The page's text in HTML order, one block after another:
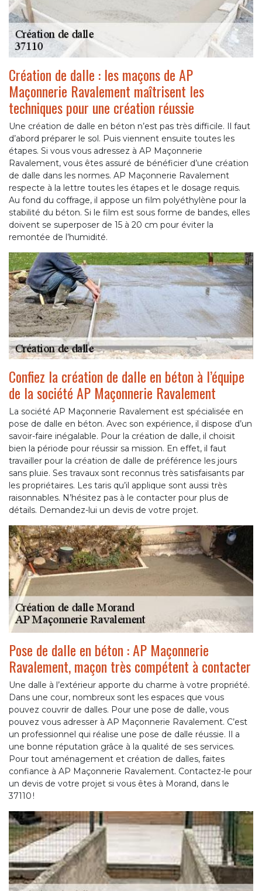
Création de dalle : les maçons de AP
Maçonnerie Ravalement maîtrisent les
techniques pour une création réussie
Une création de dalle en béton n’est pas très difficile. Il faut
d’abord préparer le sol. Puis viennent ensuite toutes les
étapes. Si vous vous adressez à AP Maçonnerie
Ravalement, vous êtes assuré de bénéficier d’une création
de dalle dans les normes. AP Maçonnerie Ravalement
respecte à la lettre toutes les étapes et le dosage requis.
Au fond du coffrage, il appose un film polyéthylène pour la
stabilité du béton. Si le film est sous forme de bandes, elles
doivent se superposer de 15 à 20 cm pour éviter la
remontée de l’humidité.
Confiez la création de dalle en béton à l’équipe
de la société AP Maçonnerie Ravalement
La société AP Maçonnerie Ravalement est spécialisée en
pose de dalle en béton. Avec son expérience, il dispose d’un
savoir-faire inégalable. Pour la création de dalle, il choisit
bien la période pour réussir sa mission. En effet, il faut
travailler pour la création de dalle de préférence les jours
sans pluie. Ses travaux sont reconnus très satisfaisants par
les propriétaires. Les taris qu’il applique sont aussi très
raisonnables. N’hésitez pas à le contacter pour plus de
détails. Demandez-lui un devis de votre projet.
Pose de dalle en béton : AP Maçonnerie
Ravalement, maçon très compétent à contacter
Une dalle à l’extérieur apporte du charme à votre propriété.
Dans une cour, nombreux sont les espaces que vous
pouvez couvrir de dalles. Pour une pose de dalle, vous
pouvez vous adresser à AP Maçonnerie Ravalement. C’est
un professionnel qui réalise une pose de dalle réussie. Il a
une bonne réputation grâce à la qualité de ses services.
Pour tout aménagement et création de dalles, faites
confiance à AP Maçonnerie Ravalement. Contactez-le pour
un devis de votre projet si vous êtes à Morand, dans le
37110 !